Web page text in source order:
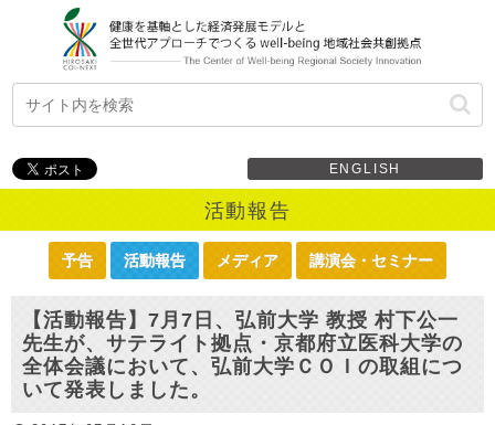
ENGLISH
活動報告
予告 活動報告 メディア 講演会・セミナー
【活動報告】7月7日、弘前大学 教授 村下公一
先生が、サテライト拠点・京都府立医科大学の
全体会議において、弘前大学ＣＯＩの取組につ
いて発表しました。